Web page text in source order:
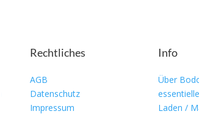
Rechtliches
AGB
Datenschutz
Impressum
Info
Über
Laden /